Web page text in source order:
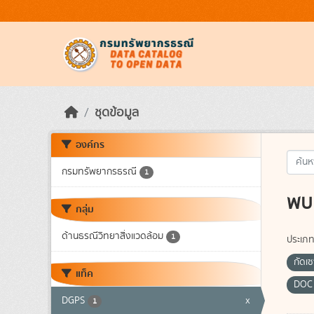
ชุดข้อมูล
องค์กร
กรมทรัพยากรธรณี 1
กลุ่ม
ด้านธรณีวิทยาสิ่งแวดล้อม 1
แท็ค
DGPS 1 x
พ
ประเ
กัดเ